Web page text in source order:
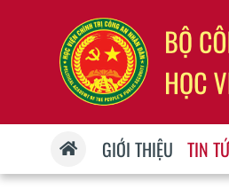
GIỚI THIỆU TIN